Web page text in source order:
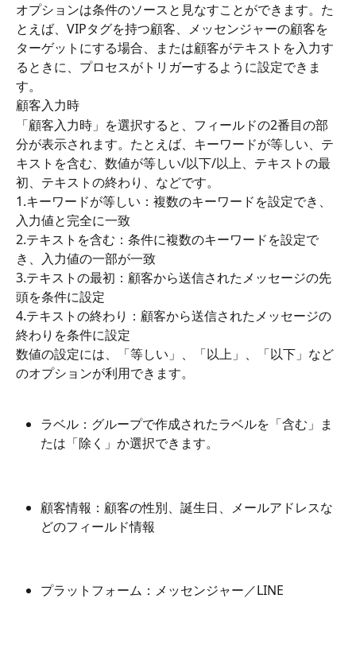
オプションは条件のソースと見なすことができます。た
とえば、VIPタグを持つ顧客、メッセンジャーの顧客を
ターゲットにする場合、または顧客がテキストを入力す
るときに、プロセスがトリガーするように設定できま
す。
顧客入力時
「顧客入力時」を選択すると、フィールドの2番目の部
分が表示されます。たとえば、キーワードが等しい、テ
キストを含む、数値が等しい/以下/以上、テキストの最
初、テキストの終わり、などです。
1.キーワードが等しい：複数のキーワードを設定でき、
入力値と完全に一致
2.テキストを含む：条件に複数のキーワードを設定で
き、入力値の一部が一致
3.テキストの最初：顧客から送信されたメッセージの先
頭を条件に設定
4.テキストの終わり：顧客から送信されたメッセージの
終わりを条件に設定
数値の設定には、「等しい」、「以上」、「以下」など
のオプションが利用できます。
ラベル：グループで作成されたラベルを「含む」ま
たは「除く」か選択できます。
顧客情報：顧客の性別、誕生日、メールアドレスな
どのフィールド情報
プラットフォーム：メッセンジャー／LINE